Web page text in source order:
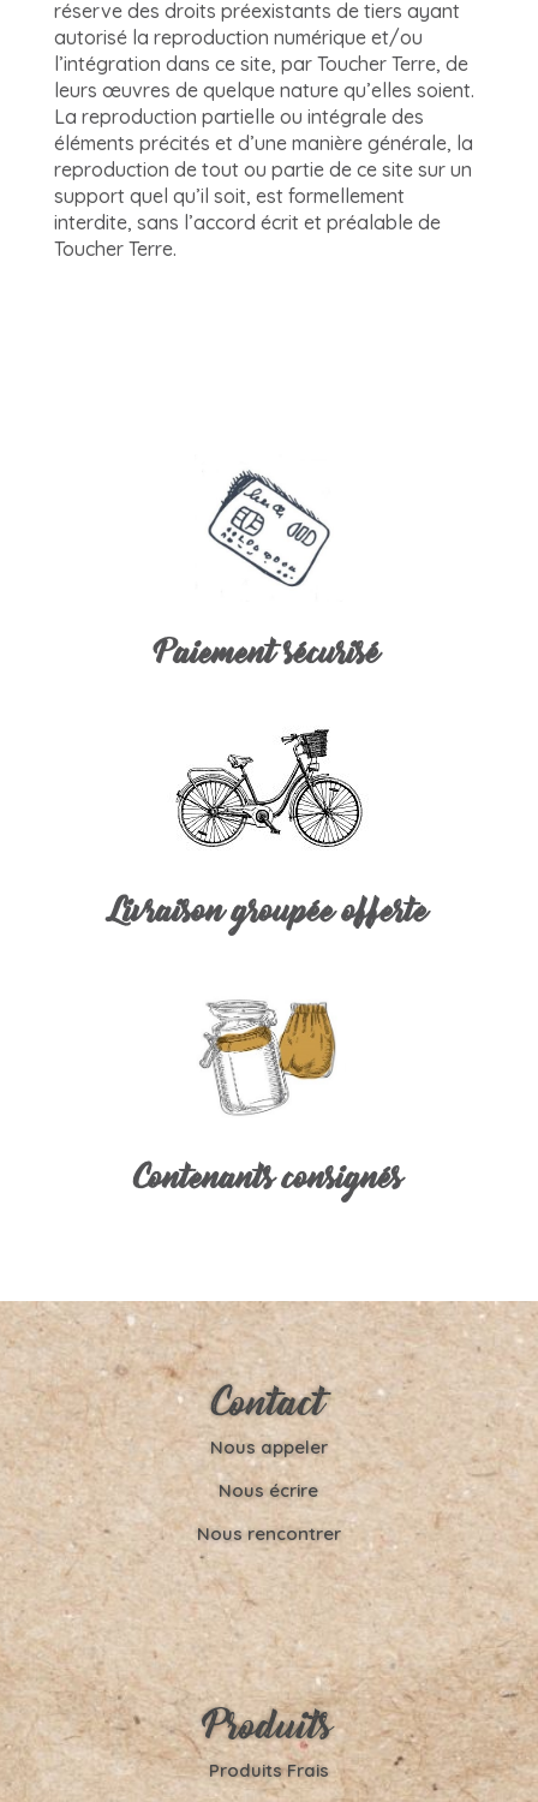
réserve des droits préexistants de tiers ayant
autorisé la reproduction numérique et/ou
l’intégration dans ce site, par Toucher Terre, de
leurs œuvres de quelque nature qu’elles soient.
La reproduction partielle ou intégrale des
éléments précités et d’une manière générale, la
reproduction de tout ou partie de ce site sur un
support quel qu’il soit, est formellement
interdite, sans l’accord écrit et préalable de
Toucher Terre.
Paiement sécurisé
Livraison groupée offerte
Contenants consignés
Contact
Nous appeler
Nous écrire
Nous rencontrer
Produits
Produits Frais